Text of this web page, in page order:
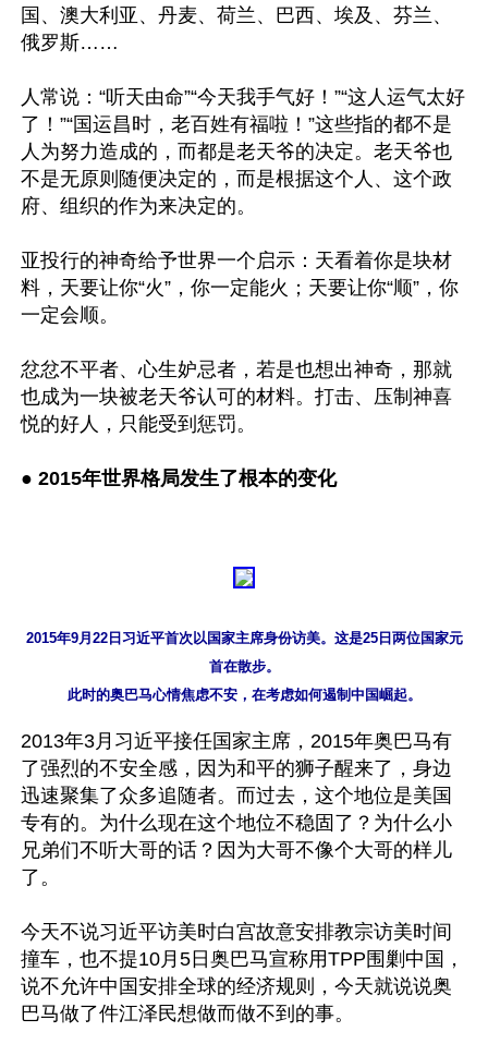
国、澳大利亚、丹麦、荷兰、巴西、埃及、芬兰、
俄罗斯……
人常说：“听天由命”“今天我手气好！”“这人运气太好
了！”“国运昌时，老百姓有福啦！”这些指的都不是
人为努力造成的，而都是老天爷的决定。老天爷也
不是无原则随便决定的，而是根据这个人、这个政
府、组织的作为来决定的。
亚投行的神奇给予世界一个启示：天看着你是块材
料，天要让你“火”，你一定能火；天要让你“顺”，你
一定会顺。
忿忿不平者、心生妒忌者，若是也想出神奇，那就
也成为一块被老天爷认可的材料。打击、压制神喜
悦的好人，只能受到惩罚。
● 2015年世界格局发生了根本的变化
2015年9月22日习近平首次以国家主席身份访美。这是25日两位国家元
首在散步。
此时的奥巴马心情焦虑不安，在考虑如何遏制中国崛起。
2013年3月习近平接任国家主席，2015年奥巴马有
了强烈的不安全感，因为和平的狮子醒来了，身边
迅速聚集了众多追随者。而过去，这个地位是美国
专有的。为什么现在这个地位不稳固了？为什么小
兄弟们不听大哥的话？因为大哥不像个大哥的样儿
了。
今天不说习近平访美时白宫故意安排教宗访美时间
撞车，也不提10月5日奥巴马宣称用TPP围剿中国，
说不允许中国安排全球的经济规则，今天就说说奥
巴马做了件江泽民想做而做不到的事。